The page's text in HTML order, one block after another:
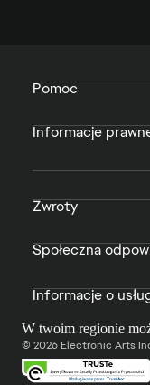
Pomoc
Informacje
Zwroty
Społeczna
Informacje o
W twoim regionie
© 2026 Electronic Arts